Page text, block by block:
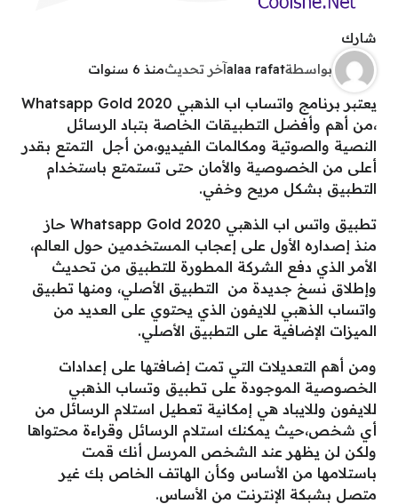
شارك
بواسطةalaa rafatآخر تحديثمنذ 6 سنوات
يعتبر برنامج واتساب اب الذهبي 2020 Whatsapp Gold
،من أهم وأفضل التطبيقات الخاصة بتباد الرسائل
النصية والصوتية ومكالمات الفيديو،من أجل التمتع بقدر
أعلى من الخصوصية والأمان حتى تستمتع باستخدام
التطبيق بشكل مريح وخفي.
تطبيق واتس اب الذهبي 2020 Whatsapp Gold حاز
منذ إصداره الأول على إعجاب المستخدمين حول العالم،
الأمر الذي دفع الشركة المطورة للتطبيق من تحديث
وإطلاق نسخ جديدة من التطبيق الأصلي، ومنها تطبيق
واتساب الذهبي للايفون الذي يحتوي على العديد من
الميزات الإضافية على التطبيق الأصلي.
ومن أهم التعديلات التي تمت إضافتها على إعدادات
الخصوصية الموجودة على تطبيق وتساب الذهبي
للايفون وللايباد هي إمكانية تعطيل استلام الرسائل من
أي شخص،حيث يمكنك استلام الرسائل وقراءة محتواها
ولكن لن يظهر عند الشخص المرسل أنك قمت
باستلامها من الأساس وكأن الهاتف الخاص بك غير
متصل بشبكة الإنترنت من الأساس.